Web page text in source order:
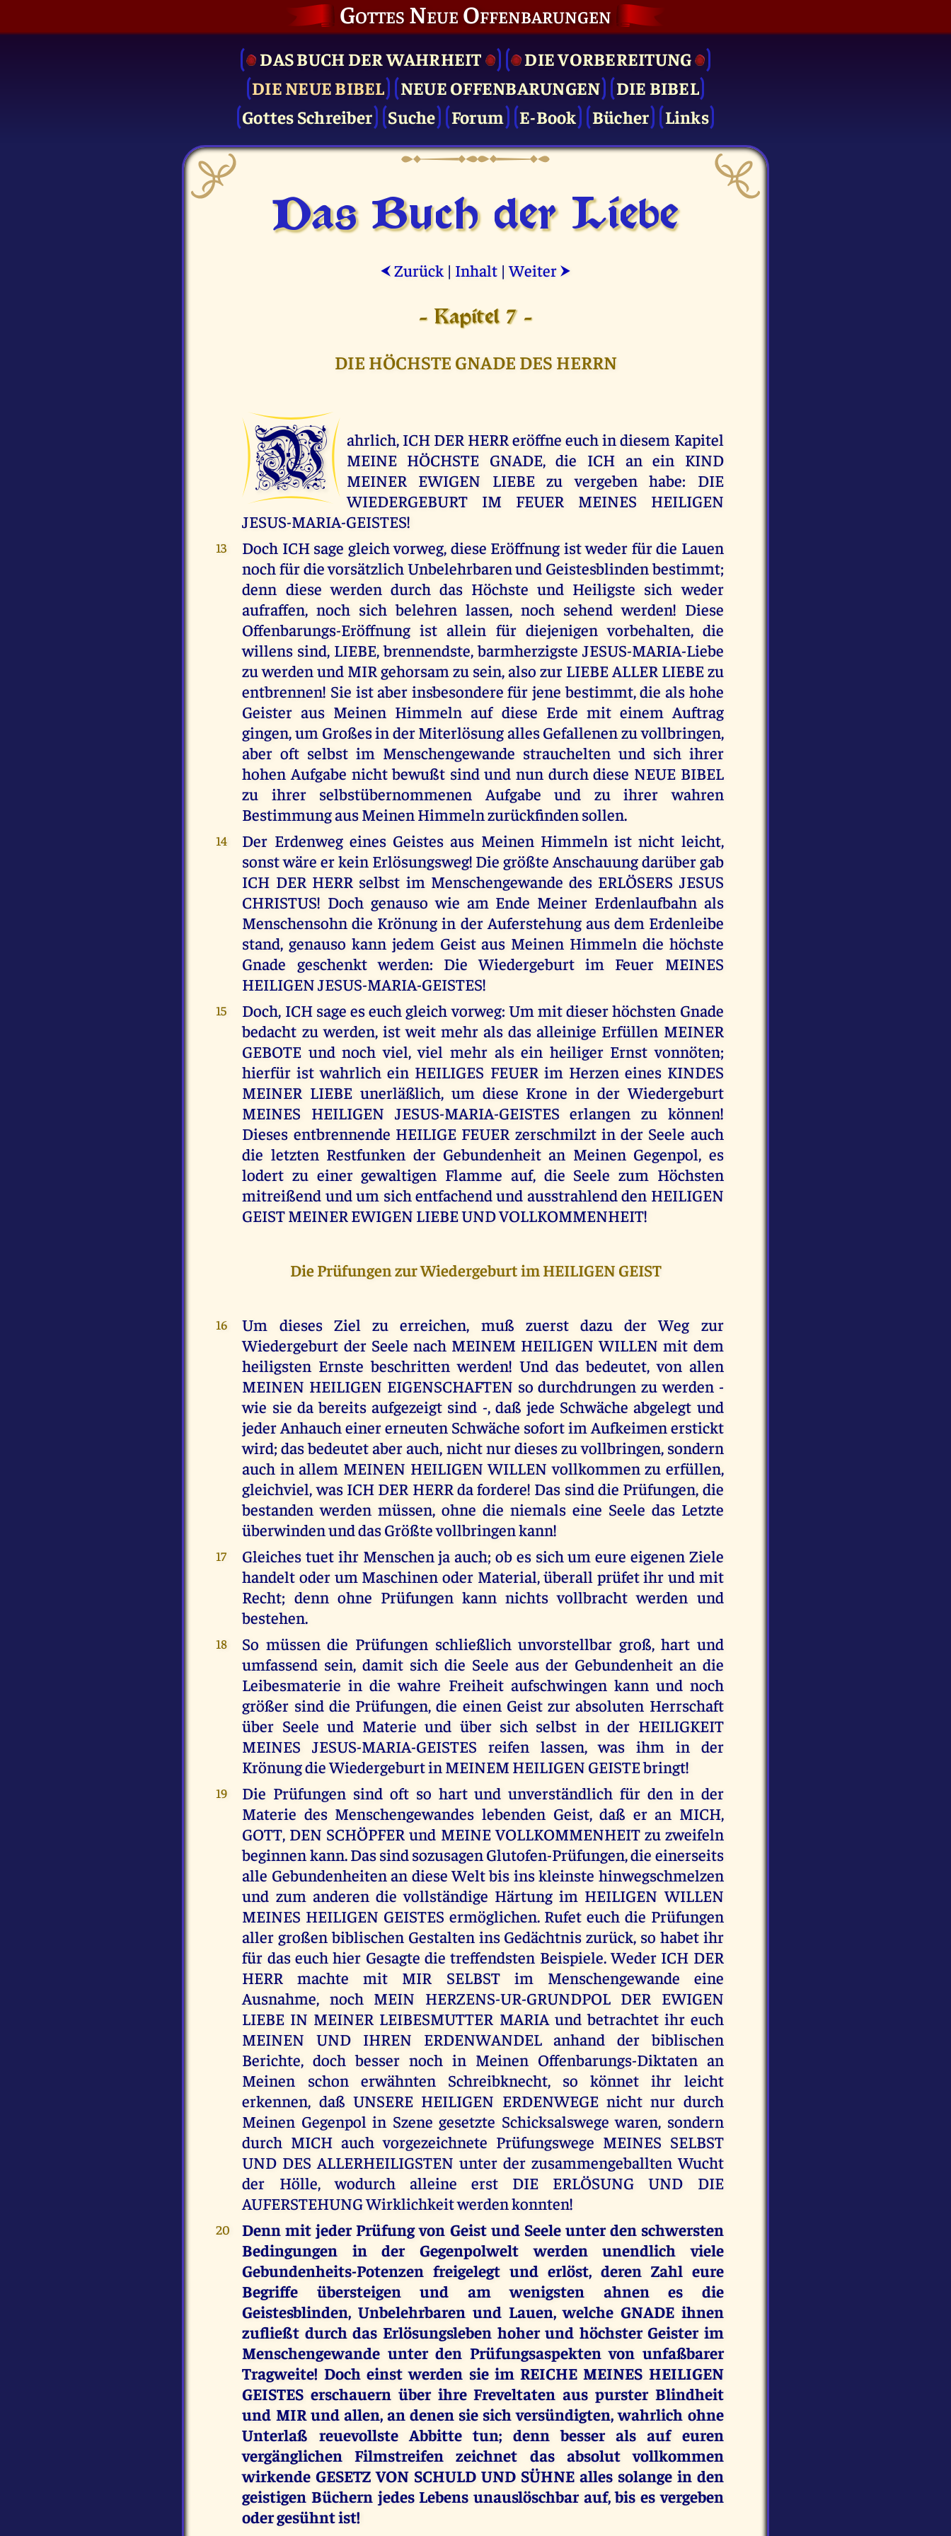
Gottes Neue Offenbarungen
DAS BUCH DER WAHRHEIT
DIE VOR­BEREITUNG
DIE NEUE BIBEL
NEUE OFFENBARUNGEN
DIE BIBEL
Gottes Schreiber
Suche Forum E-Book Bücher Links
Das Buch der Liebe
⮜ Zurück | Inhalt |Weiter ⮞
- Kapitel 7 -
DIE HÖCHSTE GNADE DES HERRN
W
ahrlich, ICH DER HERR eröffne euch in diesem Kapitel
MEINE HÖCHSTE GNADE, die ICH an ein KIND
MEINER EWIGEN LIEBE zu vergeben habe: DIE
WIEDERGEBURT IM FEUER MEINES HEILIGEN
JESUS-MARIA-GEISTES!
13
Doch ICH sage gleich vorweg, diese Eröffnung ist weder für die Lauen
noch für die vorsätzlich Unbelehrbaren und Geistesblinden bestimmt;
denn diese werden durch das Höchste und Heiligste sich weder
aufraffen, noch sich belehren lassen, noch sehend werden! Diese
Offenbarungs-Eröffnung ist allein für diejenigen vorbehalten, die
willens sind, LIEBE, brennendste, barmherzigste JESUS-MARIA-Liebe
zu werden und MIR gehorsam zu sein, also zur LIEBE ALLER LIEBE zu
entbrennen! Sie ist aber insbesondere für jene bestimmt, die als hohe
Geister aus Meinen Himmeln auf diese Erde mit einem Auftrag
gingen, um Großes in der Miterlösung alles Gefallenen zu vollbringen,
aber oft selbst im Menschengewande strauchelten und sich ihrer
hohen Aufgabe nicht bewußt sind und nun durch diese NEUE BIBEL
zu ihrer selbstübernommenen Aufgabe und zu ihrer wahren
Bestimmung aus Meinen Himmeln zurückfinden sollen.
14
Der Erdenweg eines Geistes aus Meinen Himmeln ist nicht leicht,
sonst wäre er kein Erlösungsweg! Die größte Anschauung darüber gab
ICH DER HERR selbst im Menschengewande des ERLÖSERS JESUS
CHRISTUS! Doch genauso wie am Ende Meiner Erdenlaufbahn als
Menschensohn die Krönung in der Auferstehung aus dem Erdenleibe
stand, genauso kann jedem Geist aus Meinen Himmeln die höchste
Gnade geschenkt werden: Die Wiedergeburt im Feuer MEINES
HEILIGEN JESUS-MARIA-GEISTES!
15
Doch, ICH sage es euch gleich vorweg: Um mit dieser höchsten Gnade
bedacht zu werden, ist weit mehr als das alleinige Erfüllen MEINER
GEBOTE und noch viel, viel mehr als ein heiliger Ernst vonnöten;
hierfür ist wahrlich ein HEILIGES FEUER im Herzen eines KINDES
MEINER LIEBE unerläßlich, um diese Krone in der Wiedergeburt
MEINES HEILIGEN JESUS-MARIA-GEISTES erlangen zu können!
Dieses entbrennende HEILIGE FEUER zerschmilzt in der Seele auch
die letzten Restfunken der Gebundenheit an Meinen Gegenpol, es
lodert zu einer gewaltigen Flamme auf, die Seele zum Höchsten
mitreißend und um sich entfachend und ausstrahlend den HEILIGEN
GEIST MEINER EWIGEN LIEBE UND VOLLKOMMENHEIT!
Die Prüfungen zur Wiedergeburt im HEILIGEN GEIST
16
Um dieses Ziel zu erreichen, muß zuerst dazu der Weg zur
Wiedergeburt der Seele nach MEINEM HEILIGEN WILLEN mit dem
heiligsten Ernste beschritten werden! Und das bedeutet, von allen
MEINEN HEILIGEN EIGENSCHAFTEN so durchdrungen zu werden -
wie sie da bereits aufgezeigt sind -, daß jede Schwäche abgelegt und
jeder Anhauch einer erneuten Schwäche sofort im Aufkeimen erstickt
wird; das bedeutet aber auch, nicht nur dieses zu vollbringen, sondern
auch in allem MEINEN HEILIGEN WILLEN vollkommen zu erfüllen,
gleichviel, was ICH DER HERR da fordere! Das sind die Prüfungen, die
bestanden werden müssen, ohne die niemals eine Seele das Letzte
überwinden und das Größte vollbringen kann!
17
Gleiches tuet ihr Menschen ja auch; ob es sich um eure eigenen Ziele
handelt oder um Maschinen oder Material, überall prüfet ihr und mit
Recht; denn ohne Prüfungen kann nichts vollbracht werden und
bestehen.
18
So müssen die Prüfungen schließlich unvorstellbar groß, hart und
umfassend sein, damit sich die Seele aus der Gebundenheit an die
Leibesmaterie in die wahre Freiheit aufschwingen kann und noch
größer sind die Prüfungen, die einen Geist zur absoluten Herrschaft
über Seele und Materie und über sich selbst in der HEILIGKEIT
MEINES JESUS-MARIA-GEISTES reifen lassen, was ihm in der
Krönung die Wiedergeburt in MEINEM HEILIGEN GEISTE bringt!
19
Die Prüfungen sind oft so hart und unverständlich für den in der
Materie des Menschengewandes lebenden Geist, daß er an MICH,
GOTT, DEN SCHÖPFER und MEINE VOLLKOMMENHEIT zu zweifeln
beginnen kann. Das sind sozusagen Glutofen-Prüfungen, die einerseits
alle Gebundenheiten an diese Welt bis ins kleinste hinwegschmelzen
und zum anderen die vollständige Härtung im HEILIGEN WILLEN
MEINES HEILIGEN GEISTES ermöglichen. Rufet euch die Prüfungen
aller großen biblischen Gestalten ins Gedächtnis zurück, so habet ihr
für das euch hier Gesagte die treffendsten Beispiele. Weder ICH DER
HERR machte mit MIR SELBST im Menschengewande eine
Ausnahme, noch MEIN HERZENS-UR-GRUNDPOL DER EWIGEN
LIEBE IN MEINER LEIBESMUTTER MARIA und betrachtet ihr euch
MEINEN UND IHREN ERDENWANDEL anhand der biblischen
Berichte, doch besser noch in Meinen Offenbarungs-Diktaten an
Meinen schon erwähnten Schreibknecht, so könnet ihr leicht
erkennen, daß UNSERE HEILIGEN ERDENWEGE nicht nur durch
Meinen Gegenpol in Szene gesetzte Schicksalswege waren, sondern
durch MICH auch vorgezeichnete Prüfungswege MEINES SELBST
UND DES ALLERHEILIGSTEN unter der zusammengeballten Wucht
der Hölle, wodurch alleine erst DIE ERLÖSUNG UND DIE
AUFERSTEHUNG Wirklichkeit werden konnten!
20
Denn mit jeder Prüfung von Geist und Seele unter den schwersten
Bedingungen in der Gegenpolwelt werden unendlich viele
Gebundenheits-Potenzen freigelegt und erlöst, deren Zahl eure
Begriffe übersteigen und am wenigsten ahnen es die
Geistesblinden, Unbelehrbaren und Lauen, welche GNADE ihnen
zufließt durch das Erlösungsleben hoher und höchster Geister im
Menschengewande unter den Prüfungsaspekten von unfaßbarer
Tragweite! Doch einst werden sie im REICHE MEINES HEILIGEN
GEISTES erschauern über ihre Freveltaten aus purster Blindheit
und MIR und allen, an denen sie sich versündigten, wahrlich ohne
Unterlaß reuevollste Abbitte tun; denn besser als auf euren
vergänglichen Filmstreifen zeichnet das absolut vollkommen
wirkende GESETZ VON SCHULD UND SÜHNE alles solange in den
geistigen Büchern jedes Lebens unauslöschbar auf, bis es vergeben
oder gesühnt ist!